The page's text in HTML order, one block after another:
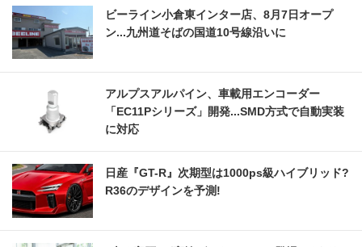
ビーライン小倉東インター店、8月7日オープ
ン...九州道そばの国道10号線沿いに
アルプスアルパイン、車載用エンコーダー
「EC11Pシリーズ」開発...SMD方式で自動実装
に対応
日産『GT-R』次期型は1000ps級ハイブリッド?
R36のデザインを予測!